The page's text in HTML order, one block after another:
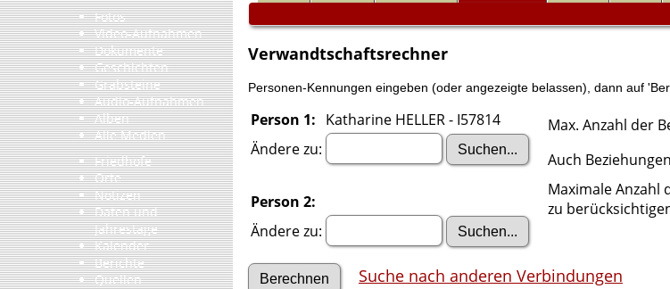
Fotos
Video-Aufnahmen
Dokumente
Geschichten
Grabsteine
Audio-Aufnahmen
Alben
Alle Medien
Friedhöfe
Orte
Notizen
Daten und
Jahrestage
Kalender
Berichte
Quellen
Verwandtschaftsrechner
Personen-Kennungen eingeben (oder angezeigte belassen), dann auf
Person 1: Katharine HELLER - I57814
Ändere zu:
Person 2:
Ändere zu:
Max. Anzahl der
Auch
Maximale Anzahl
zu
Suche nach anderen Verbindungen